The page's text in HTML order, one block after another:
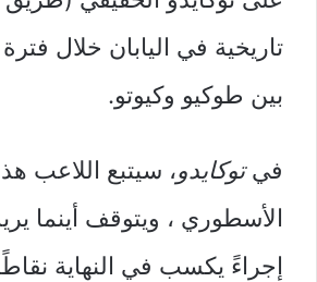
تاريخية في اليابان خلال
بين طوكيو وكيوتو.
فيتوكايدو، سيتبع اللاعب
الأسطوري ، ويتوقف أينما
إجراءً يكسب في النهاية